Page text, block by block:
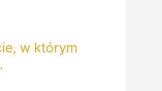
w którym